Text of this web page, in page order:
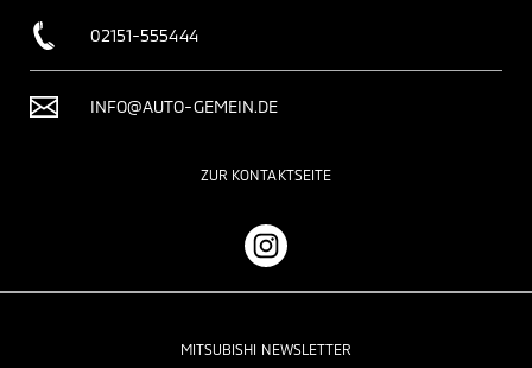
02151-555444
INFO@AUTO-GEMEIN.DE
ZUR KONTAKTSEITE
MITSUBISHI NEWSLETTER